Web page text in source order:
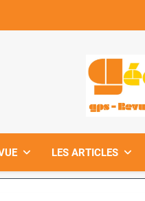
LES ARTICLES